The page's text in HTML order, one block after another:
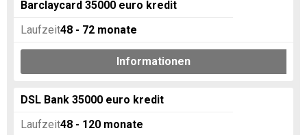
Barclaycard 35000 euro kredit
Laufzeit48 - 72 monate
Informationen
DSL Bank 35000 euro kredit
Laufzeit48 - 120 monate